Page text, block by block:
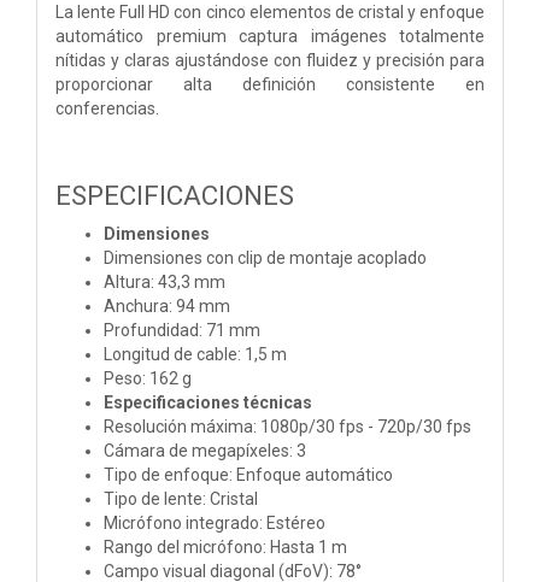
La lente Full HD con cinco elementos de cristal y enfoque
automático premium captura imágenes totalmente
nítidas y claras ajustándose con fluidez y precisión para
proporcionar alta definición consistente en
conferencias.
ESPECIFICACIONES
Dimensiones
Dimensiones con clip de montaje acoplado
Altura: 43,3 mm
Anchura: 94 mm
Profundidad: 71 mm
Longitud de cable: 1,5 m
Peso: 162 g
Especificaciones técnicas
Resolución máxima: 1080p/30 fps - 720p/30 fps
Cámara de megapíxeles: 3
Tipo de enfoque: Enfoque automático
Tipo de lente: Cristal
Micrófono integrado: Estéreo
Rango del micrófono: Hasta 1 m
Campo visual diagonal (dFoV): 78°